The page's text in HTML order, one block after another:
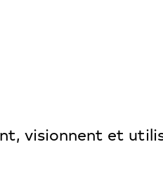
visionnent et